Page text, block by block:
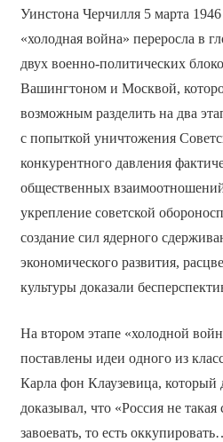
Уинстона Черчилля 5 марта
«холодная война» переросла в
двух военно-политических
Вашингтоном и Москвой,
возможным разделить на два
с попыткой уничтожения
конкурентного давления
общественных
укрепление советской
создание сил ядерного
экономического развития,
культуры доказали
На втором этапе «холодной
поставлены идеи одного из
Карла фон Клаузевица, который
доказывал, что «Россия не
завоевать, то есть